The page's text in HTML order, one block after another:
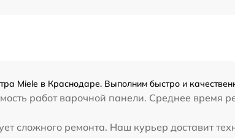
Miele в Краснодаре. Выполним быстро и
работ варочной панели. Среднее время
сложного ремонта. Наш курьер доставит